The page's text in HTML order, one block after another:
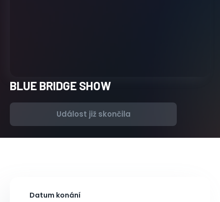
BLUE BRIDGE SHOW
Událost již skončila
Datum konání